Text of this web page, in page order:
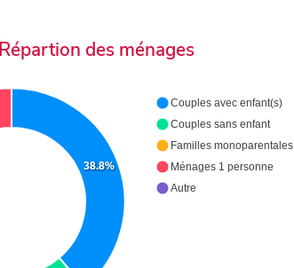
Répartion des ménages
38.8%
Couples avec enfant(s)
Couples sans enfant
Familles monoparentales
Ménages 1 personne
Autre